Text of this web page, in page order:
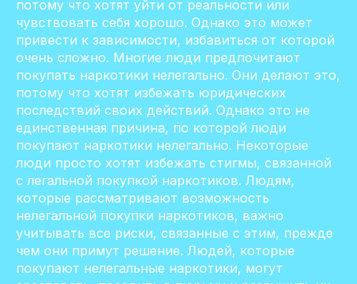
потому что хотят уйти от реальности или
чувствовать себя хорошо. Однако это может
привести к зависимости, избавиться от которой
очень сложно. Многие люди предпочитают
покупать наркотики нелегально. Они делают это,
потому что хотят избежать юридических
последствий своих действий. Однако это не
единственная причина, по которой люди
покупают наркотики нелегально. Некоторые
люди просто хотят избежать стигмы, связанной
с легальной покупкой наркотиков. Людям,
которые рассматривают возможность
нелегальной покупки наркотиков, важно
учитывать все риски, связанные с этим, прежде
чем они примут решение. Людей, которые
покупают нелегальные наркотики, могут